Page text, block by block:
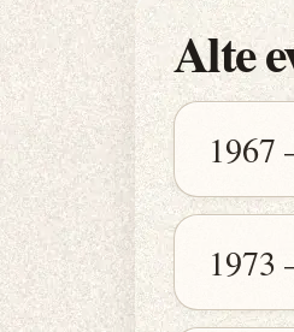
Alte
1967
1973